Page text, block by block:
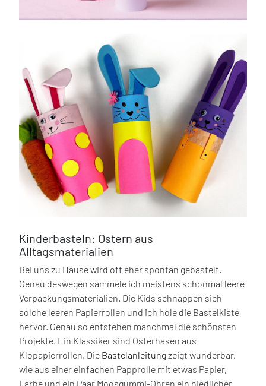
Kinderbasteln: Ostern aus
Alltagsmaterialien
Bei uns zu Hause wird oft eher spontan gebastelt.
Genau deswegen sammele ich meistens schonmal leere
Verpackungsmaterialien. Die Kids schnappen sich
solche leeren Papierrollen und ich hole die Bastelkiste
hervor. Genau so entstehen manchmal die schönsten
Projekte. Ein Klassiker sind Osterhasen aus
Klopapierrollen. Die Bastelanleitungzeigt wunderbar,
wie aus einer einfachen Papprolle mit etwas Papier,
Farbe und ein Paar Moosgummi-Ohren ein niedlicher